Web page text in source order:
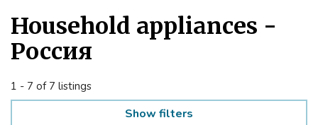
Household appliances -
Россия
1 - 7 of 7 listings
Show filters